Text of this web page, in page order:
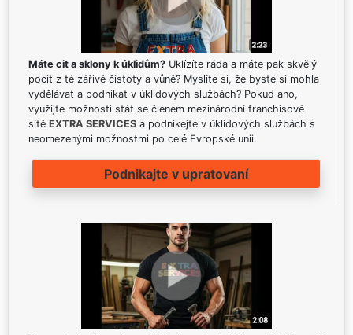
Máte cit a sklony k úklidům? Uklízíte ráda a máte pak skvělý
pocit z té zářivé čistoty a vůně? Myslíte si, že byste si mohla
vydělávat a podnikat v úklidových službách? Pokud ano,
využijte možnosti stát se členem mezinárodní franchisové
sítě EXTRA SERVICES a podnikejte v úklidových službách s
neomezenými možnostmi po celé Evropské unii.
Podnikajte v upratovaní